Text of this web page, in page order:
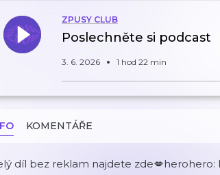
ZPUSY CLUB
Poslechněte si podcast
3. 6. 2026 1 hod 22 min
KOMENTÁŘE
díl bez reklam najdete